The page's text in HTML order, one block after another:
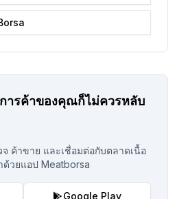
การค้าของคุณก็ไม่ควรหลับ
ค้าขาย และเชื่อมต่อกับตลาดเนื้อ
ด้วยแอป Meatborsa
Google Play